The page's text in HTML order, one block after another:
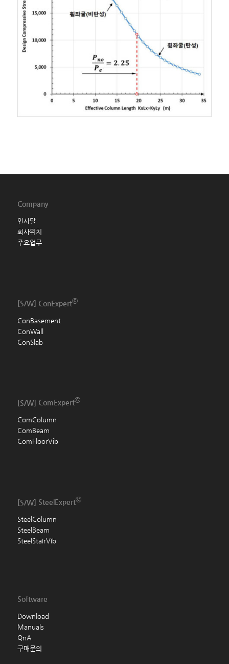
Company
인사말
회사위치
주요업무
[S/W] ConExpertⓒ
ConBasement
ConWall
ConSlab
[S/W] ComExpertⓒ
ComColumn
ComBeam
ComFloorVib
[S/W] SteelExpertⓒ
SteelColumn
SteelBeam
SteelStairVib
Software
Download
Manuals
QnA
구매문의